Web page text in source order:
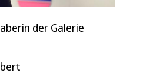
der Galerie